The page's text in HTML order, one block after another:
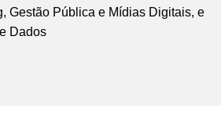
Gestão Pública e Mídias Digitais, e
Dados